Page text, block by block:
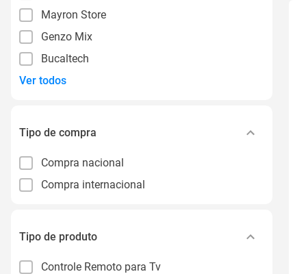
Mayron Store
Genzo Mix
Bucaltech
Ver todos
Tipo de compra
Compra nacional
Compra internacional
Tipo de produto
Controle Remoto para Tv